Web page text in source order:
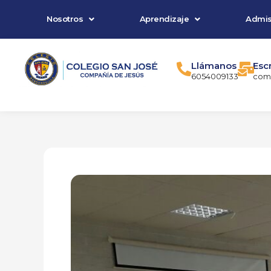
Nosotros Aprendizaje
Llámanos
6054009133